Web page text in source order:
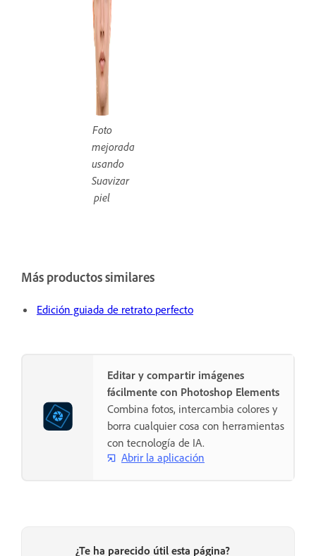
Foto
mejorada
usando
Suavizar
piel
Más productos similares
Edición guiada de retrato perfecto
Editar y compartir imágenes
fácilmente con Photoshop Elements
Combina fotos, intercambia colores y
borra cualquier cosa con herramientas
con tecnología de IA.
Abrir la aplicación
¿Te ha parecido útil esta página?